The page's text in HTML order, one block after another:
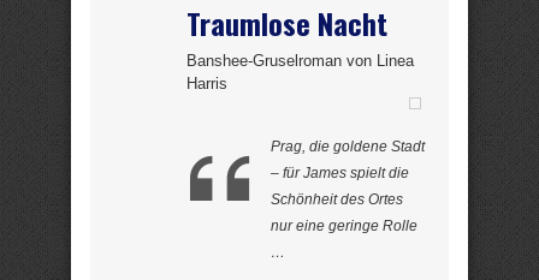
Traumlose Nacht
Banshee-Gruselroman von Linea
Harris
Prag, die goldene Stadt
– für James spielt die
Schönheit des Ortes
nur eine geringe Rolle
…